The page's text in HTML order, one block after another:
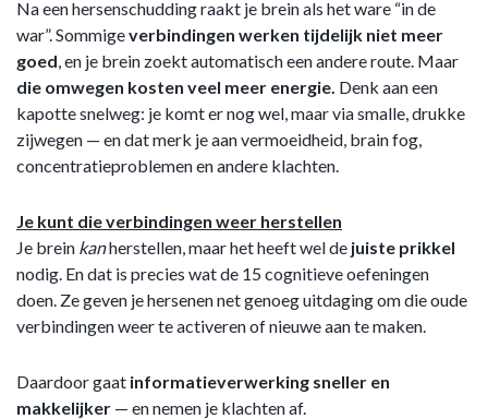
Na een hersenschudding raakt je brein als het ware “in de
war”. Sommigeverbindingen werken tijdelijk niet meer
goed , en je brein zoekt automatisch een andere route. Maar
die omwegen kosten veel meer energie. Denk aan een
kapotte snelweg: je komt er nog wel, maar via smalle, drukke
zijwegen — en dat merk je aan vermoeidheid, brain fog,
concentratieproblemen en andere klachten.
Je kunt die verbindingen weer herstellen
Je brein kanherstellen, maar het heeft wel de juiste prikkel
nodig. En dat is precies wat de 15 cognitieve oefeningen
doen. Ze geven je hersenen net genoeg uitdaging om die oude
verbindingen weer te activeren of nieuwe aan te maken.
Daardoor gaat informatieverwerking sneller en
makkelijker — en nemen je klachten af.